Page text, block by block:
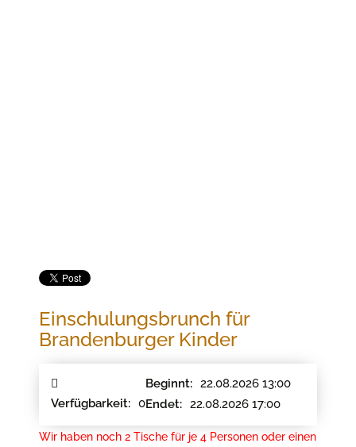
Einschulungsbrunch für
Brandenburger Kinder
Verfügbarkeit: 0
Beginnt: 22.08.2026 13:00
Endet: 22.08.2026 17:00
Wir haben noch 2 Tische für je 4 Personen oder einen